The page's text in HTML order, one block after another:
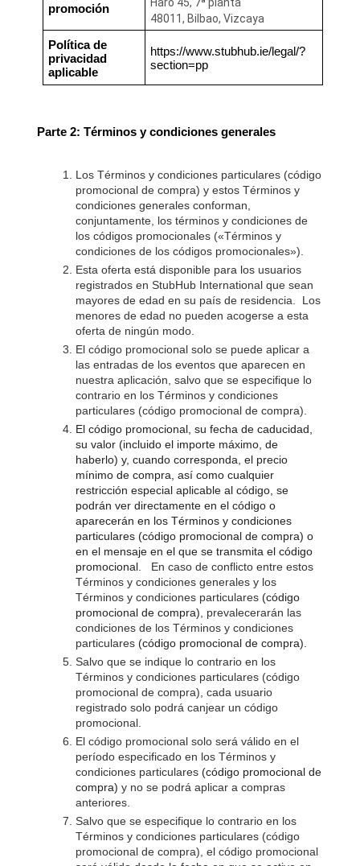
promoción
48011, Bilbao, Vizcaya
Política de
privacidad
aplicable
https://www.stubhub.ie/legal/?
section=pp
Parte 2: Términos y condiciones generales
Los Términos y condiciones particulares (código
promocional de compra) y estos Términos y
condiciones generales conforman,
conjuntamente, los términos y condiciones de
los códigos promocionales («Términos y
condiciones de los códigos promocionales»).
Esta oferta está disponible para los usuarios
registrados en StubHub International que sean
mayores de edad en su país de residencia. Los
menores de edad no pueden acogerse a esta
oferta de ningún modo.
El código promocional solo se puede aplicar a
las entradas de los eventos que aparecen en
nuestra aplicación, salvo que se especifique lo
contrario en los Términos y condiciones
particulares (código promocional de compra).
El código promocional, su fecha de caducidad,
su valor (incluido el importe máximo, de
haberlo) y, cuando corresponda, el precio
mínimo de compra, así como cualquier
restricción especial aplicable al código, se
podrán ver directamente en el código o
aparecerán en los Términos y condiciones
particulares (código promocional de compra) o
en el mensaje en el que se transmita el código
promocional. En caso de conflicto entre estos
Términos y condiciones generales y los
Términos y condiciones particulares (código
promocional de compra) , prevalecerarán las
condiciones de los Términos y condiciones
particulares (código promocional de compra)
Salvo que se indique lo contrario en los
Términos y condiciones particulares (código
promocional de compra), cada usuario
registrado solo podrá canjear un código
promocional.
El código promocional solo será válido en el
período especificado en los Términos y
condiciones particulares (código promocional de
compra) y no se podrá aplicar a compras
anteriores.
Salvo que se especifique lo contrario en los
Términos y condiciones particulares (código
promocional de compra), el código promocional